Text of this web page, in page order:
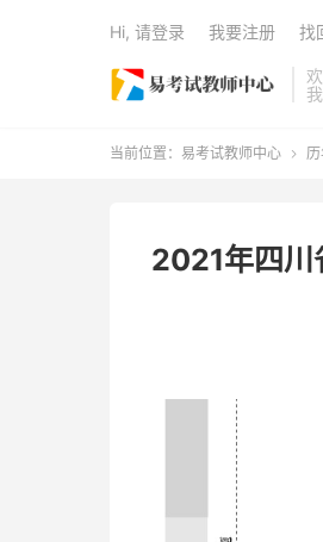
Hi, 请登录 我要注册 找
当前位置： 易考试教师中心 
2021年四川